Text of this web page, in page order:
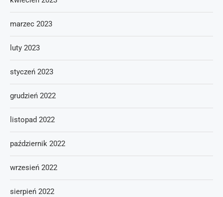
marzec 2023
luty 2023
styczeń 2023
grudzień 2022
listopad 2022
październik 2022
wrzesień 2022
sierpień 2022